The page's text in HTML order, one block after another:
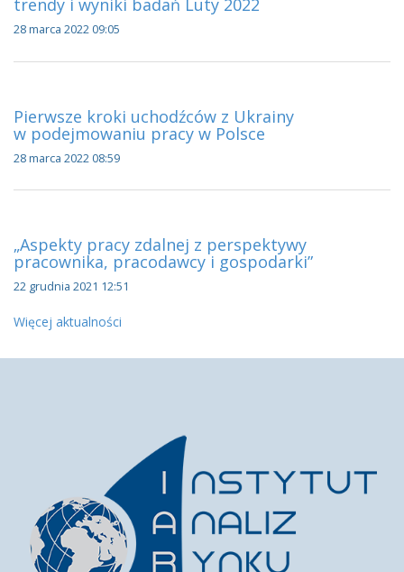
trendy i wyniki badań Luty 2022
28 marca 2022 09:05
Pierwsze kroki uchodźców z Ukrainy
w podejmowaniu pracy w Polsce
28 marca 2022 08:59
„Aspekty pracy zdalnej z perspektywy
pracownika, pracodawcy i gospodarki”
22 grudnia 2021 12:51
Więcej aktualności